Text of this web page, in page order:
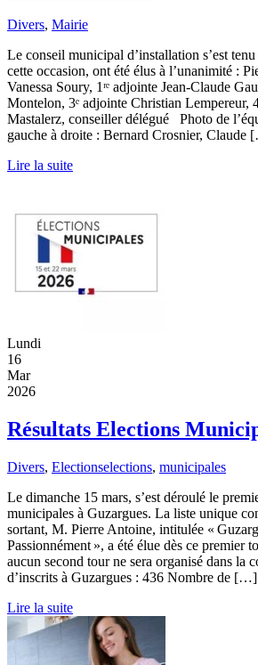
Divers, Mairie
Le conseil municipal d’installation s’est
cette occasion, ont été élus à l’unanimité :
Vanessa Soury, 1ʳᵉ adjointe Jean-Claude
Montelon, 3ᵉ adjointe Christian Lempereur,
Mastalerz, conseiller délégué Photo de
gauche à droite : Bernard Crosnier, Claude
Lire la suite
Lundi
16
Mar
2026
Résultats Elections
Divers, Electionselections, municipales
Le dimanche 15 mars, s’est déroulé le
municipales à Guzargues. La liste unique
sortant, M. Pierre Antoine, intitulée «
Passionnément », a été élue dès ce premier
aucun second tour ne sera organisé dans la
d’inscrits à Guzargues : 436 Nombre de […]
Lire la suite